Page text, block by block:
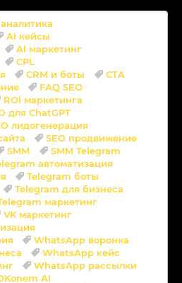
AI кейсы
AI маркетинг
CPL
CRM и боты
CTA
FAQ SEO
ROI маркетинга
для ChatGPT
лидогенерация
SEO продвижение
SMM
SMM Telegram
автоматизация
Telegram боты
Telegram для бизнеса
маркетинг
VK маркетинг
WhatsApp воронка
WhatsApp кейс
WhatsApp рассылки
AI